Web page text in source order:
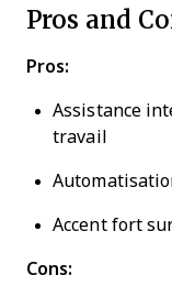
Pros and
Pros:
Assistance
travail
Accent fort
Cons: